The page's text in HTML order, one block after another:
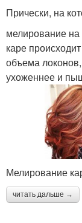
Прически, на
мелирование
каре
объема локонов,
ухоженнее и
Мелирование
читать дальше →